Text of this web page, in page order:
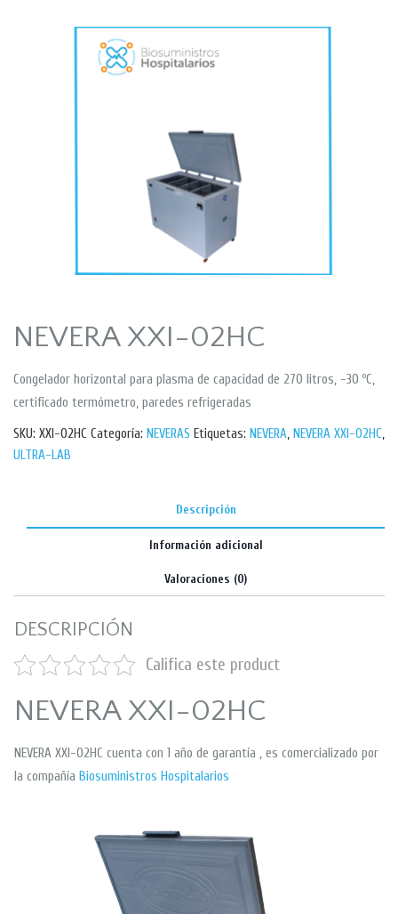
NEVERA XXI-02HC
Congelador horizontal para plasma de capacidad de 270 litros, -30 ºC,
certificado termómetro, paredes refrigeradas
SKU: XXI-02HC Categoría: NEVERAS Etiquetas: NEVERA, NEVERA XXI-02HC,
ULTRA-LAB
Descripción
Información adicional
Valoraciones (0)
DESCRIPCIÓN
Califica este product
NEVERA XXI-02HC
NEVERA XXI-02HC cuenta con 1 año de garantía , es comercializado por
la compañía Biosuministros Hospitalarios